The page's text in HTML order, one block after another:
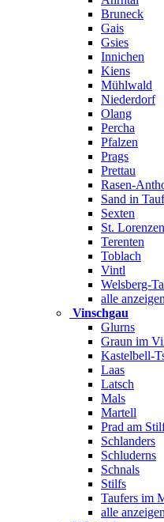
Bruneck
Gais
Gsies
Innichen
Kiens
Mühlwald
Niederdorf
Olang
Percha
Pfalzen
Prags
Prettau
Rasen-
Sand in
Sexten
St. Lorenzen
Terenten
Toblach
Vintl
Welsberg-
alle anzeigen
Vinschgau
Glurns
Graun im
Kastelbell-
Laas
Latsch
Mals
Martell
Prad am
Schlanders
Schluderns
Schnals
Stilfs
Taufers im
alle anzeigen